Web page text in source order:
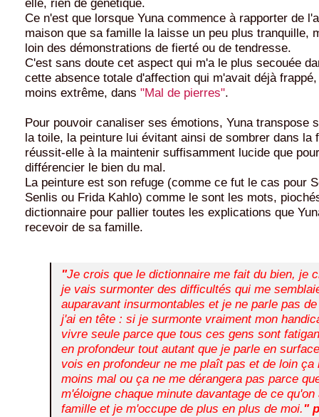
elle, rien de génétique.
Ce n'est que lorsque Yuna commence à rapporter de
maison que sa famille la laisse un peu plus tranquille,
loin des démonstrations de fierté ou de tendresse.
C'est sans doute cet aspect qui m'a le plus secouée
cette absence totale d'affection qui m'avait déjà
moins extrême, dans "Mal de pierres".
Pour pouvoir canaliser ses émotions, Yuna transpose
la toile, la peinture lui évitant ainsi de sombrer dans la
réussit-elle à la maintenir suffisamment lucide que
différencier le bien du mal.
La peinture est son refuge (comme ce fut le cas pour
Senlis ou Frida Kahlo) comme le sont les mots,
dictionnaire pour pallier toutes les explications que
recevoir de sa famille.
"Je crois que le dictionnaire me fait du bien, je
je vais surmonter des difficultés qui me
auparavant insurmontables et je ne parle pas
j'ai en tête : si je surmonte vraiment mon
vivre seule parce que tous ces gens sont
en profondeur tout autant que je parle en
vois en profondeur ne me plaît pas et de loin ça
moins mal ou ça ne me dérangera pas parce
m'éloigne chaque minute davantage de ce qu'on
famille et je m'occupe de plus en plus de moi."